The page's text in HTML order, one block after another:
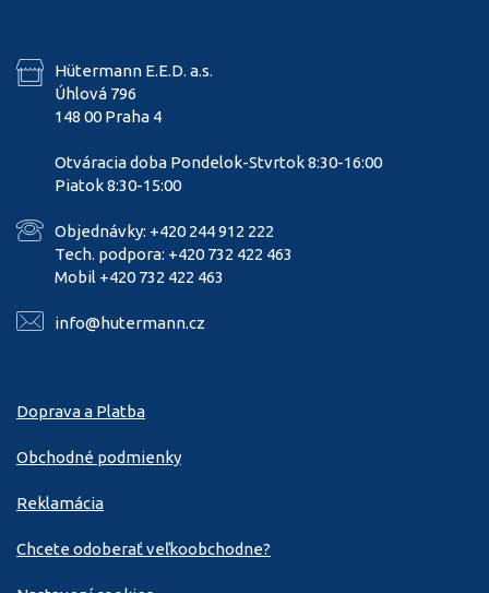
Hütermann E.E.D. a.s.
Úhlová 796
148 00 Praha 4
Otváracia doba Pondelok-Stvrtok 8:30-16:00
Piatok 8:30-15:00
Objednávky: +420 244 912 222
Tech. podpora: +420 732 422 463
Mobil +420 732 422 463
info@hutermann.cz
Doprava a Platba
Obchodné podmienky
Reklamácia
Chcete odoberať veľkoobchodne?